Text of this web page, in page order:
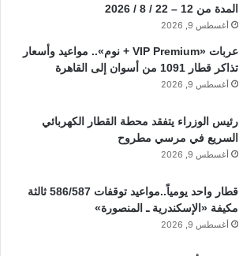
المدة من 12 – 22 / 8 / 2026
أغسطس 9, 2026
عربات «VIP Premium + نوم».. مواعيد وأسعار
تذاكر قطار 1091 من أسوان إلى القاهرة
أغسطس 9, 2026
رئيس الوزراء يتفقد محطة القطار الكهربائي
السريع في مرسي مطروح
أغسطس 9, 2026
قطار واحد يومياً..مواعيد توقفات 586/587 ثالثة
مكيفة «الإسكندرية ـ المنصورة»
أغسطس 9, 2026